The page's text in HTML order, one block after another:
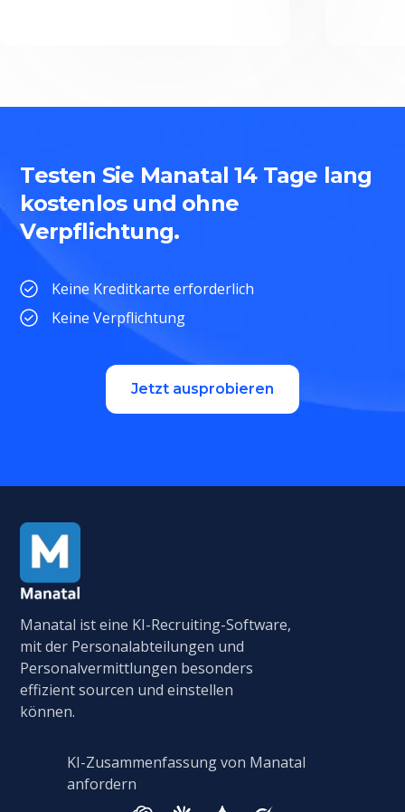
Testen Sie Manatal 14 Tage lang
kostenlos und ohne
Verpflichtung.
Keine Kreditkarte erforderlich
Keine Verpflichtung
Jetzt ausprobieren
Manatal ist eine KI-Recruiting-Software,
mit der Personalabteilungen und
Personalvermittlungen besonders
effizient sourcen und einstellen
können.
KI-Zusammenfassung von Manatal
anfordern